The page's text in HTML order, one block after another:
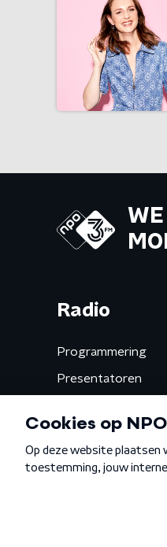
Radio
Programmering
Presentatoren
Gemist
Algemene